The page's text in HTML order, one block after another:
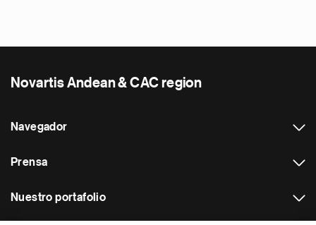
Novartis Andean & CAC region
Navegador
Prensa
Nuestro portafolio